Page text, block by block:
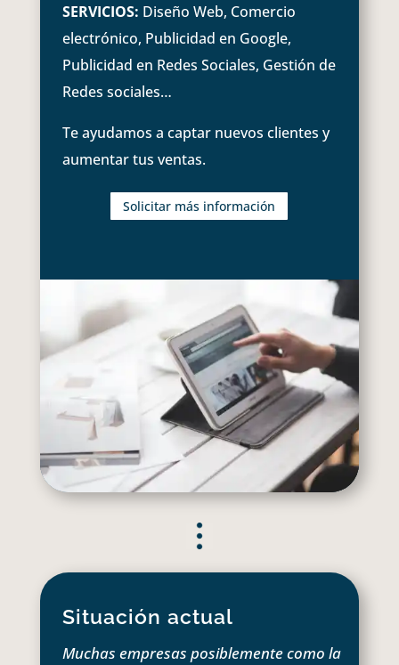
SERVICIOS: Diseño Web, Comercio
electrónico, Publicidad en Google,
Publicidad en Redes Sociales, Gestión de
Redes sociales…
Te ayudamos a captar nuevos clientes y
aumentar tus ventas.
Solicitar más información
Situación actual
Muchas empresas posiblemente como la